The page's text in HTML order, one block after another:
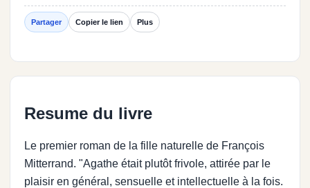
Partager Copier le lien Plus
Resume du livre
Le premier roman de la fille naturelle de François
Mitterrand. "Agathe était plutôt frivole, attirée par le
plaisir en général, sensuelle et intellectuelle à la fois.